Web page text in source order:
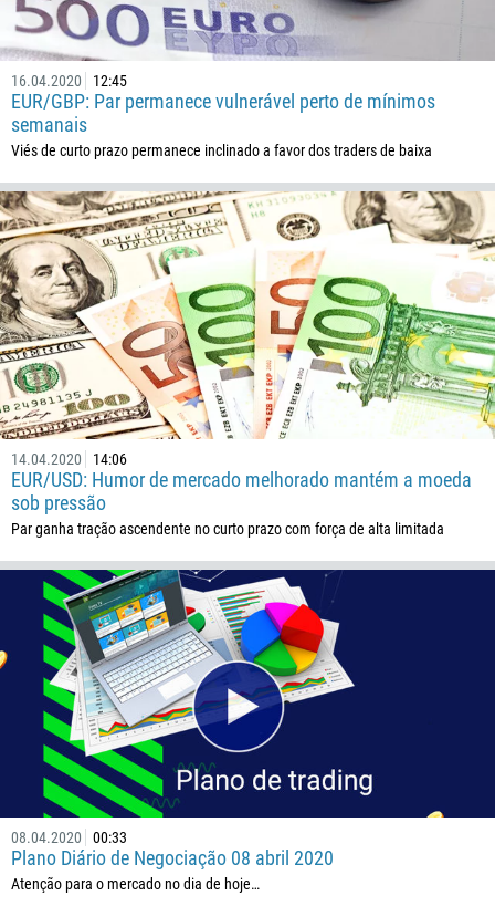
16.04.2020 12:45
EUR/GBP: Par permanece vulnerável perto de mínimos
semanais
Viés de curto prazo permanece inclinado a favor dos traders de baixa
14.04.2020 14:06
EUR/USD: Humor de mercado melhorado mantém a moeda
sob pressão
Par ganha tração ascendente no curto prazo com força de alta limitada
08.04.2020 00:33
Plano Diário de Negociação 08 abril 2020
Atenção para o mercado no dia de hoje…